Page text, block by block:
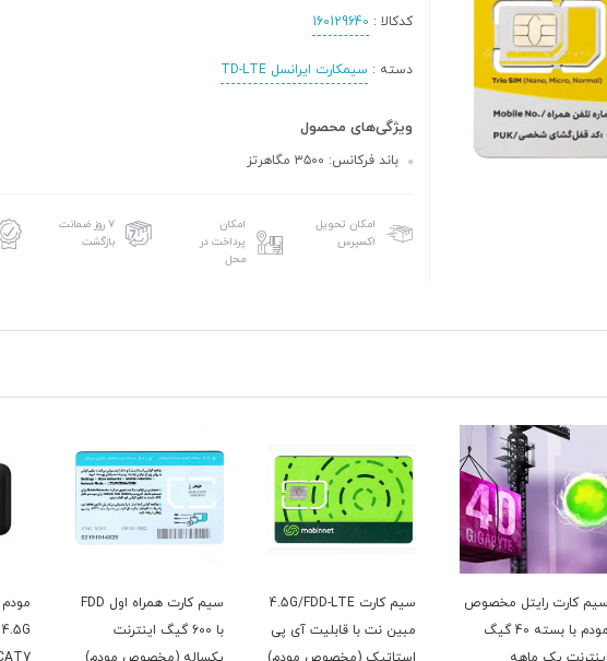
کدکالا : 160129640
دسته : سیمکارت ایرانسل TD-LTE
ویژگی‌های محصول
باند فرکانس: ۳۵۰۰ مگاهرتز
امکان تحویل
اکسپرس
امکان
پرداخت در
محل
۷ روز ضمانت
بازگشت
سیم کارت 4.5G/FDD-LTE
مبین نت با قابلیت آی پی
سیم کارت همراه اول FDD
با 600 گیگ اینترنت
مودم همراه TD-LTE /
4.5G هواوی مدل E5785-
اول